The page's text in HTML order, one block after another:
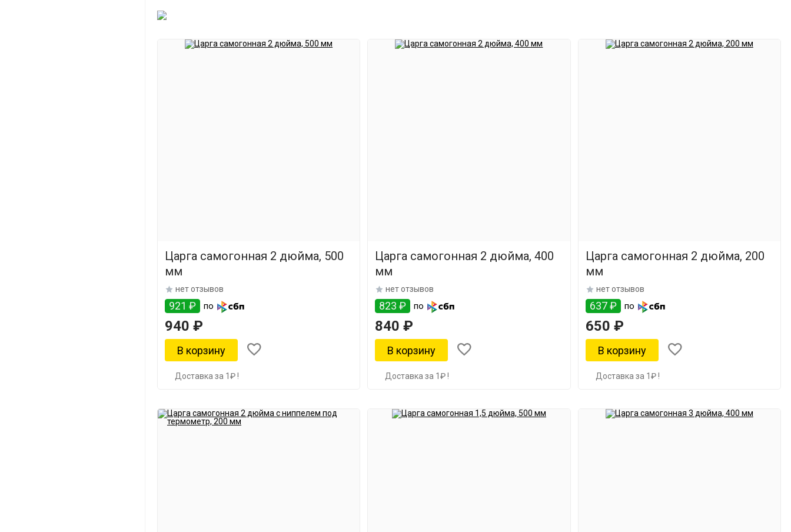
Царга самогонная 2 дюйма, 500
мм
нет отзывов
921 ₽ по
940 ₽
Доставка за 1₽ !
Царга самогонная 2 дюйма, 400
мм
нет отзывов
823 ₽ по
840 ₽
Доставка за 1₽ !
Царга самогонная 2 дюйма, 200
мм
нет отзывов
637 ₽ по
650 ₽
Доставка за 1₽ !